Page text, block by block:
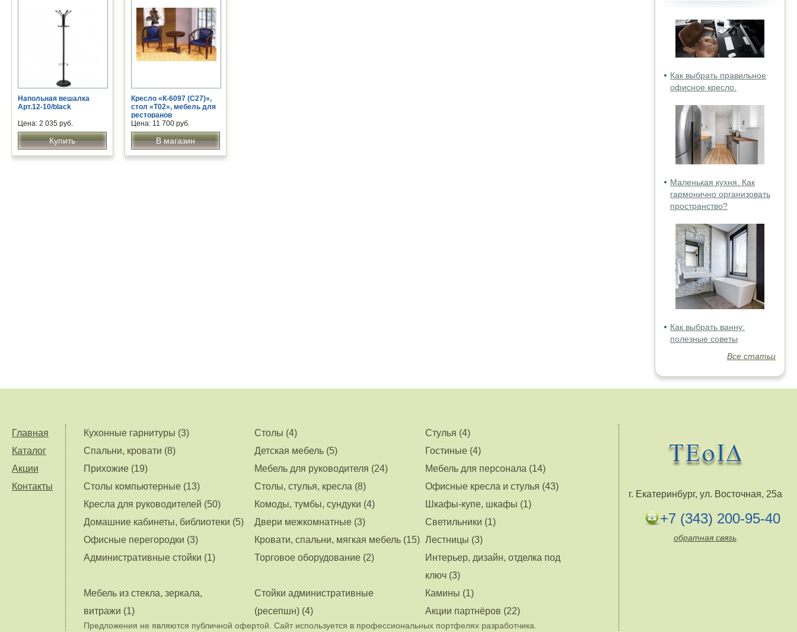
Как выбрать правильное
офисное кресло.
Маленькая кухня. Как
гармонично организовать
пространство?
Как выбрать ванну:
полезные советы
Все статьи
Напольная вешалка
Арт.12-10/black
Цена: 2 035 руб.
Купить
Кресло «К-6097 (С27)»,
стол «Т02», мебель для
ресторанов
Цена: 11 700 руб.
В магазин
Главная
Каталог
Акции
Контакты
г. Екатеринбург, ул. Восточная, 25а
+7 (343) 200-95-40
обратная связь
Кухонные гарнитуры (3) Столы (4)
Стулья (4)
Спальни, кровати (8)
Детская мебель (5)
Гостиные (4)
Прихожие (19)
Мебель для руководителя (24)
Мебель для персонала (14)
Столы компьютерные (13)
Столы, стулья, кресла (8)
Офисные кресла и стулья (43)
Кресла для руководителей (50)
Комоды, тумбы, сундуки (4)
Шкафы-купе, шкафы (1)
Домашние кабинеты, библиотеки (5)
Двери межкомнатные (3)
Светильники (1)
Офисные перегородки (3)
Кровати, спальни, мягкая мебель (15) Лестницы (3)
Административные стойки (1)
Торговое оборудование (2)
Интерьер, дизайн, отделка под
ключ (3)
Мебель из стекла, зеркала,
витражи (1)
Стойки административные
(ресепшн) (4)
Камины (1)
Акции партнёров (22)
Предложения не являются публичной офертой. Сайт используется в профессиональных портфелях разработчика.